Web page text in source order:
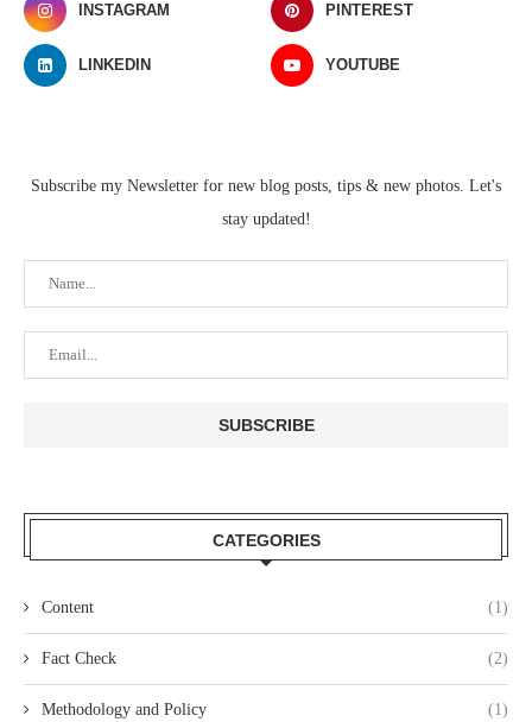
INSTAGRAM PINTEREST
LINKEDIN YOUTUBE
Subscribe my Newsletter for new blog posts, tips & new photos. Let's
stay updated!
CATEGORIES
Content (1)
Fact Check (2)
Methodology and Policy (1)